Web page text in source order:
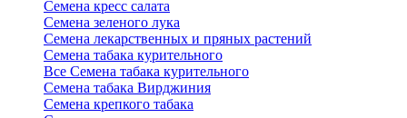
Семена кресс салата
Семена зеленого лука
Семена лекарственных и пряных растений
Семена табака курительного
Все Семена табака курительного
Семена табака Вирджиния
Семена крепкого табака